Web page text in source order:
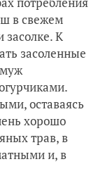
в свежем
засолке. К
засоленные
оставаясь
хорошо
трав, в
и, в